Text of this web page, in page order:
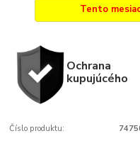
Tento
Ochrana
kupujúcého
Číslo produktu: